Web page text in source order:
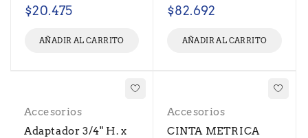
$20.475
AÑADIR AL CARRITO
$82.692
AÑADIR AL CARRITO
Accesorios
Adaptador 3/4" H. x
Accesorios
CINTA METRICA